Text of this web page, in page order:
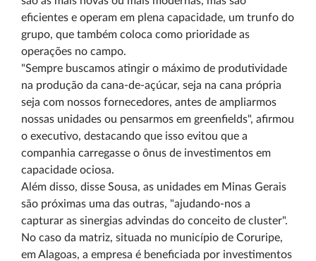
eficientes e operam em plena capacidade, um trunfo do
grupo, que também coloca como prioridade as
operações no campo.
"Sempre buscamos atingir o máximo de produtividade
na produção da cana-de-açúcar, seja na cana própria
seja com nossos fornecedores, antes de ampliarmos
nossas unidades ou pensarmos em greenfields", afirmou
o executivo, destacando que isso evitou que a
companhia carregasse o ônus de investimentos em
capacidade ociosa.
Além disso, disse Sousa, as unidades em Minas Gerais
são próximas uma das outras, "ajudando-nos a
capturar as sinergias advindas do conceito de cluster".
No caso da matriz, situada no município de Coruripe,
em Alagoas, a empresa é beneficiada por investimentos